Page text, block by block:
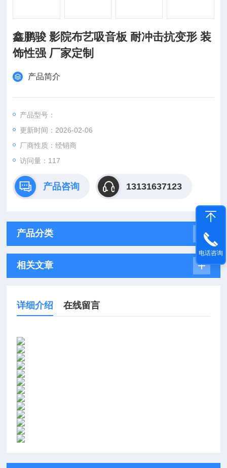
鑫鹏骏 影院布艺吸音板 耐冲击抗变形 装
饰性强 厂家定制
产品简介
产品型号：
更新时间：2026-02-06
厂商性质：经销商
访问量：117
产品咨询 13131637123
产品分类
相关文章
详细介绍 在线留言
电话咨询